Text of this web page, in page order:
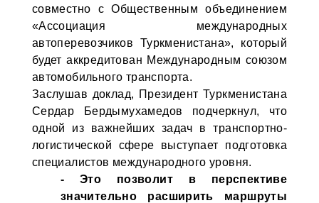
совместно с Общественным объединением
«Ассоциация международных
автоперевозчиков Туркменистана», который
будет аккредитован Международным союзом
автомобильного транспорта.
Заслушав доклад, Президент Туркменистана
Сердар Бердымухамедов подчеркнул, что
одной из важнейших задач в транспортно-
логис­тической сфере выступает подготовка
специалистов международного уровня.
- Это позволит в перспективе
значительно расширить маршруты